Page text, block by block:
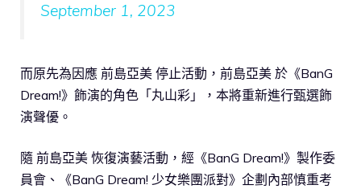
September 1, 2023
而原先為因應 前島亞美 停止活動，前島亞美 於《BanG
Dream!》飾演的角色「丸山彩」，本將重新進行甄選飾
演聲優。
隨 前島亞美 恢復演藝活動，經《BanG Dream!》製作委
員會、《BanG Dream! 少女樂團派對》企劃內部慎重考